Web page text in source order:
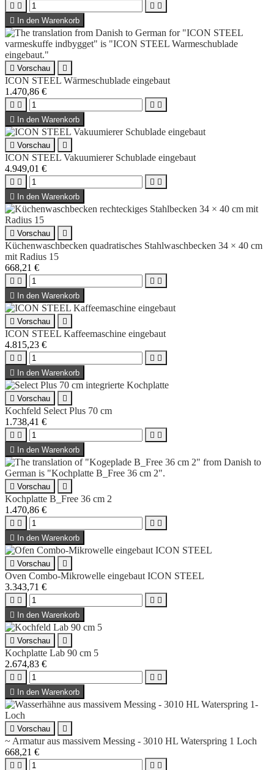
   
 In den Warenkorb
 Vorschau 
ICON STEEL Wärmeschublade eingebaut
1.470,86 €
   
 In den Warenkorb
 Vorschau 
ICON STEEL Vakuumierer Schublade eingebaut
4.949,01 €
   
 In den Warenkorb
 Vorschau 
Küchenwaschbecken quadratisches Stahlwaschbecken 34 × 40 cm
mit Radius 15
668,21 €
   
 In den Warenkorb
 Vorschau 
ICON STEEL Kaffeemaschine eingebaut
4.815,23 €
   
 In den Warenkorb
 Vorschau 
Kochfeld Select Plus 70 cm
1.738,41 €
   
 In den Warenkorb
 Vorschau 
Kochplatte B_Free 36 cm 2
1.470,86 €
   
 In den Warenkorb
 Vorschau 
Oven Combo-Mikrowelle eingebaut ICON STEEL
3.343,71 €
   
 In den Warenkorb
 Vorschau 
Kochplatte Lab 90 cm 5
2.674,83 €
   
 In den Warenkorb
 Vorschau 
~ Armatur aus massivem Messing - 3010 HL Waterspring 1 Loch
668,21 €
   